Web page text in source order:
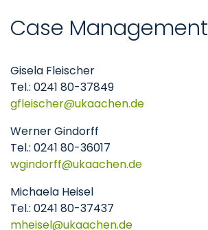
Case Management
Gisela Fleischer
Tel.: 0241 80-37849
gfleischer
ukaachende
Werner Gindorff
Tel.: 0241 80-36017
wgindorff
ukaachende
Michaela Heisel
Tel.: 0241 80-37437
​​​​​​​mheisel
ukaachende